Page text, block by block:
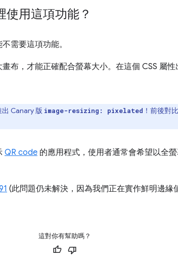
用這項功能？
需要這項功能。
布，才能正確配合螢幕大小。在這個 CSS 屬
出 Canary 版 image-resizing: pixelated ！前後對
QR code 的應用程式，使用者通常會希望以全
(此問題仍未解決，因為我們正在實作鮮明邊緣
這對你有幫助嗎？